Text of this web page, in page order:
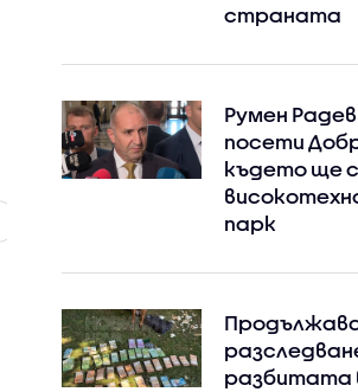
Facebook
страната
Румен
посети
където ще
парк
разбитата